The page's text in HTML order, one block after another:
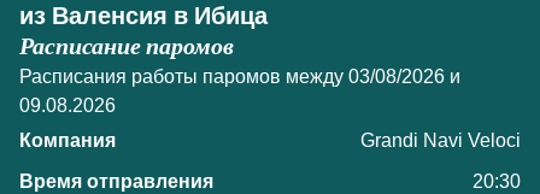
из Валенсия в Ибица
Расписание паромов
Расписания работы паромов между 03/08/2026 и
09.08.2026
Grandi Navi Veloci
20:30